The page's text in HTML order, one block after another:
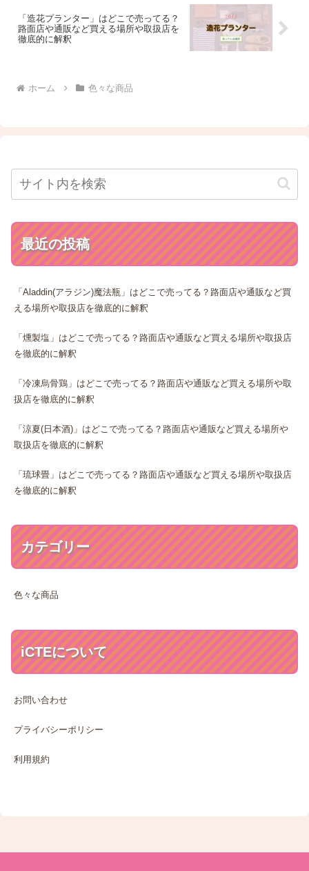
「造花プランター」はどこで売ってる？
路面店や通販など買える場所や取扱店を
徹底的に解釈
ホーム 色々な商品
最近の投稿
「Aladdin(アラジン)魔法瓶」はどこで売ってる？路面店や通販など買
える場所や取扱店を徹底的に解釈
「燻製塩」はどこで売ってる？路面店や通販など買える場所や取扱店
を徹底的に解釈
「冷凍烏骨鶏」はどこで売ってる？路面店や通販など買える場所や取
扱店を徹底的に解釈
「涼夏(日本酒)」はどこで売ってる？路面店や通販など買える場所や
取扱店を徹底的に解釈
「琉球畳」はどこで売ってる？路面店や通販など買える場所や取扱店
を徹底的に解釈
カテゴリー
色々な商品
iCTEについて
お問い合わせ
プライバシーポリシー
利用規約